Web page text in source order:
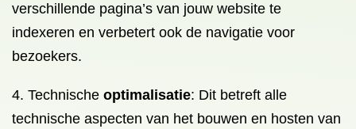
verschillende pagina’s van jouw website te
indexeren en verbetert ook de navigatie voor
bezoekers.
4. Technische optimalisatie: Dit betreft alle
technische aspecten van het bouwen en hosten van